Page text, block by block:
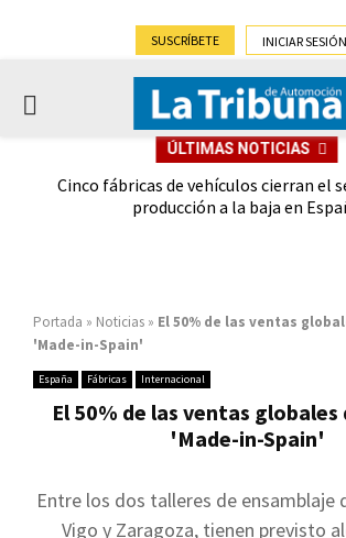
SUSCRÍBETE INICIAR SESIÓN
PRIMARY
ÚLTIMAS NOTICIAS
Cinco fábricas de vehículos cierran el
producción a la baja en
Portada » Noticias » El 50% de las ventas
'Made-in-Spain'
España Fábricas Internacional
El 50% de las ventas globales
'Made-in-Spain'
Entre los dos talleres de ensamblaje
Vigo y Zaragoza, tienen previsto